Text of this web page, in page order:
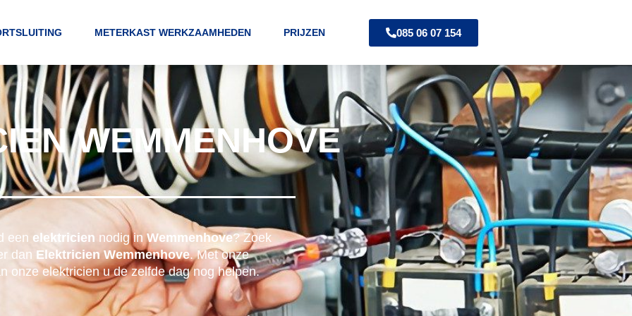
METERKAST WERKZAAMHEDEN PRIJZEN 085 06 07 154
WEMMENHOVE
een elektricien nodig inWemmenhove? Zoek
dan Elektricien Wemmenhove. Met onze
onze elektricien u de zelfde dag nog helpen.